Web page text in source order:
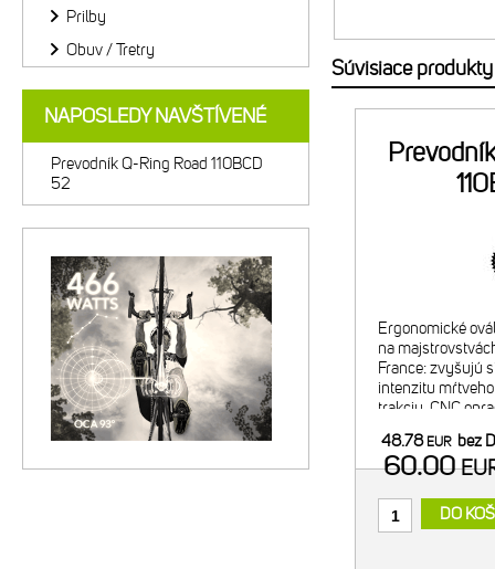
Súvisiace produkty
Ergonomické
na
France: zvyšujú
intenzitu
trakciu. CNC
Exkluzívny OCP
positio
48.78EUR bez
60.00
DO
Prilby
Obuv / Tretry
NAPOSLEDY NAVŠTÍVENÉ
Prevodník Q-Ring Road 110BCD
52